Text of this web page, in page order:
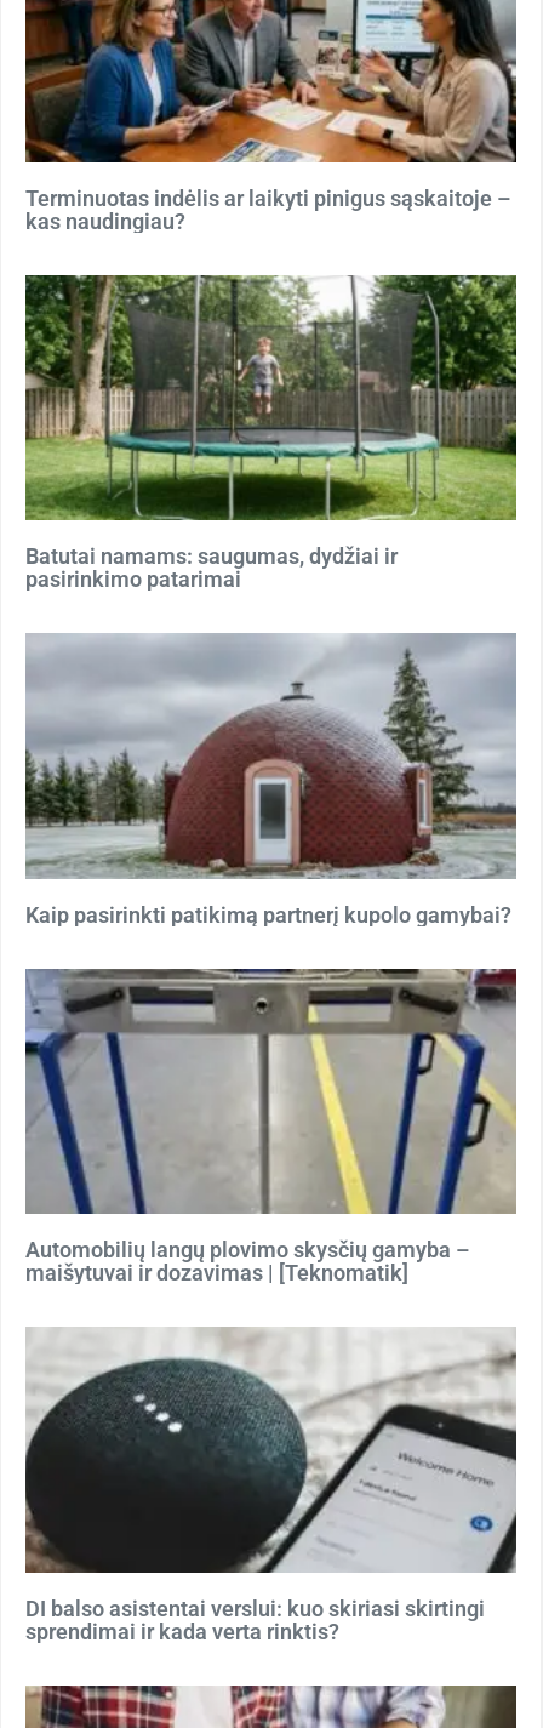
Terminuotas indėlis ar laikyti pinigus sąskaitoje –
kas naudingiau?
Batutai namams: saugumas, dydžiai ir
pasirinkimo patarimai
Kaip pasirinkti patikimą partnerį kupolo gamybai?
Automobilių langų plovimo skysčių gamyba –
maišytuvai ir dozavimas | [Teknomatik]
DI balso asistentai verslui: kuo skiriasi skirtingi
sprendimai ir kada verta rinktis?